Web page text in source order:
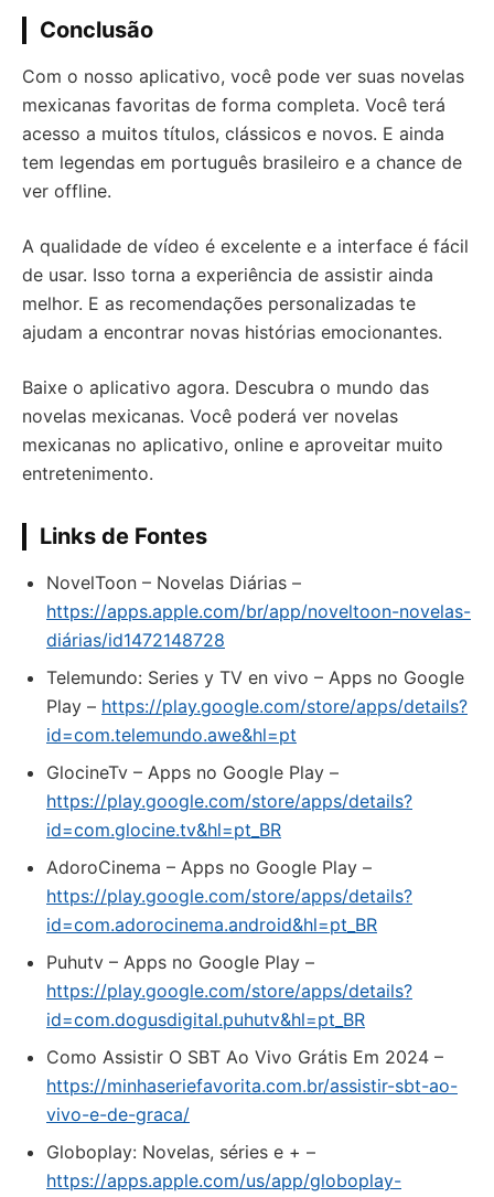
Conclusão
Com o nosso aplicativo, você pode ver suas novelas
mexicanas favoritas de forma completa. Você terá
acesso a muitos títulos, clássicos e novos. E ainda
tem legendas em português brasileiro e a chance de
ver offline.
A qualidade de vídeo é excelente e a interface é fácil
de usar. Isso torna a experiência de assistir ainda
melhor. E as recomendações personalizadas te
ajudam a encontrar novas histórias emocionantes.
Baixe o aplicativo agora. Descubra o mundo das
novelas mexicanas. Você poderá ver novelas
mexicanas no aplicativo, online e aproveitar muito
entretenimento.
Links de Fontes
‎NovelToon – Novelas Diárias –
https://apps.apple.com/br/app/noveltoon-novelas-
diárias/id1472148728
Telemundo: Series y TV en vivo – Apps no Google
Play – https://play.google.com/store/apps/details?
id=com.telemundo.awe&hl=pt
GlocineTv – Apps no Google Play –
https://play.google.com/store/apps/details?
id=com.glocine.tv&hl=pt_BR
AdoroCinema – Apps no Google Play –
https://play.google.com/store/apps/details?
id=com.adorocinema.android&hl=pt_BR
Puhutv – Apps no Google Play –
https://play.google.com/store/apps/details?
id=com.dogusdigital.puhutv&hl=pt_BR
Como Assistir O SBT Ao Vivo Grátis Em 2024 –
https://minhaseriefavorita.com.br/assistir-sbt-ao-
vivo-e-de-graca/
‎Globoplay: Novelas, séries e + –
https://apps.apple.com/us/app/globoplay-